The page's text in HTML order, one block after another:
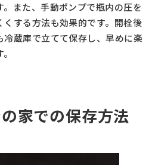
また、手動ポンプで瓶内の圧を
する方法も効果的です。開栓後
冷蔵庫で立てて保存し、早めに楽
家での保存方法